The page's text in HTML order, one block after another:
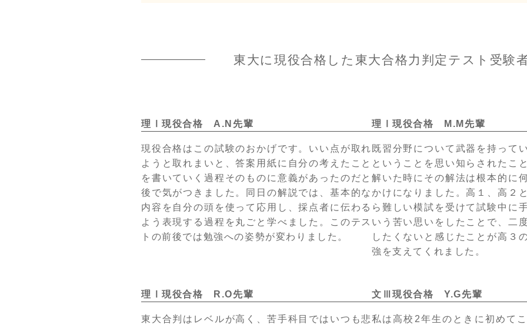
東大に現役合格した 東大合格力判定テスト受験
理Ⅰ現役合格 A.N先輩
現役合格はこの試験のおかげです。いい点が取れ
ようと取れまいと、答案用紙に自分の考えたこと
を書いていく過程そのものに意義があったのだと
後で気がつきました。同日の解説では、基本的な
内容を自分の頭を使って応用し、採点者に伝わる
よう表現する過程を丸ごと学べました。このテス
トの前後では勉強への姿勢が変わりました。
理Ⅰ現役合格 M.M先輩
既習分野について武器を持って
ということを思い知らされたこ
解いた時にその解法は根本的に
かけになりました。高１、高２
ら難しい模試を受けて試験中に
いう苦い思いをしたことで、二
したくないと感じたことが高３
強を支えてくれました。
理Ⅰ現役合格 R.O先輩
東大合判はレベルが高く、苦手科目ではいつも悲
文Ⅲ現役合格 Y.G先輩
私は高校2年生のときに初めて